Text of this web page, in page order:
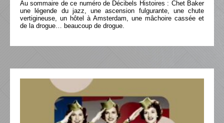
Au sommaire de ce numéro de Décibels Histoires : Chet Baker
une légende du jazz, une ascension fulgurante, une chute
vertigineuse, un hôtel à Amsterdam, une mâchoire cassée et
de la drogue… beaucoup de drogue.